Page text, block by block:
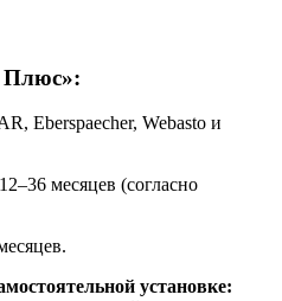
Плюс»:
Eberspaecher, Webasto и
12–36 месяцев (согласно
установке: